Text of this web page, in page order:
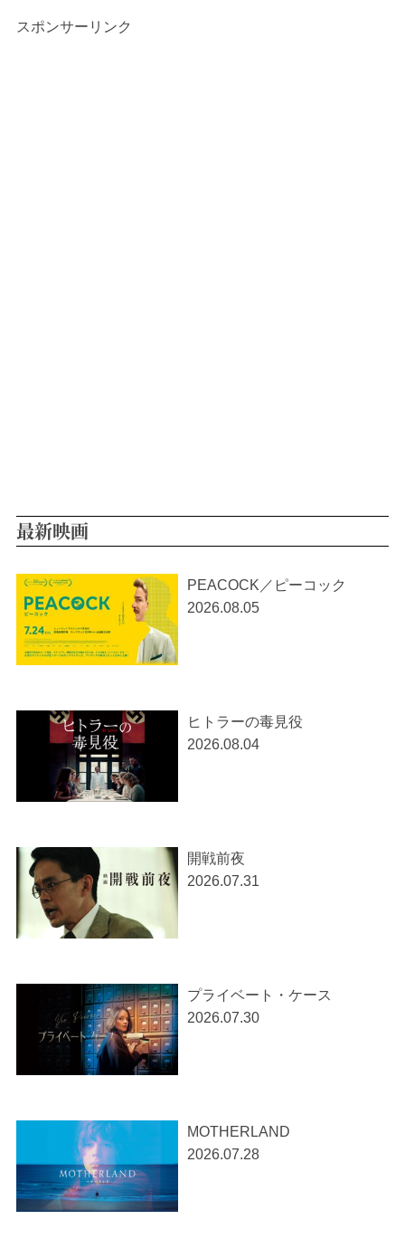
スポンサーリンク
最新映画
PEACOCK／ピーコック
2026.08.05
ヒトラーの毒見役
2026.08.04
開戦前夜
2026.07.31
プライベート・ケース
2026.07.30
MOTHERLAND
2026.07.28